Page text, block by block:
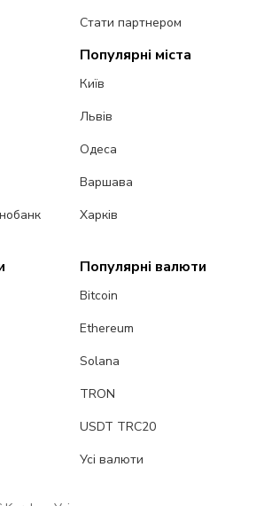
Стати партнером
Популярні міста
Київ
Львів
Одеса
Варшава
Харків
Популярні валюти
Bitcoin
Ethereum
Solana
TRON
USDT TRC20
Усі валюти